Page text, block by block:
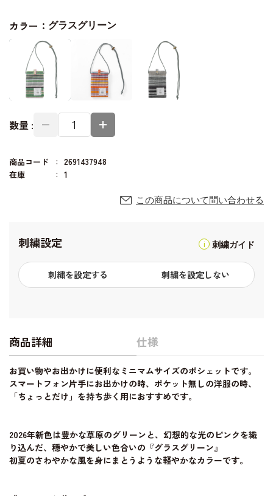
カラー： グラスグリーン
数量 :
商品コード
2691437948
在庫
1
この商品について問い合わせる
刺繍設定 刺繍ガイド
刺繍を設定する 刺繍を設定しない
商品詳細 仕様
お買い物やお出かけに便利なミニマムサイズのポシェットです。
スマートフォン片手にお出かけの時、ポケット無しの洋服の時、
「ちょっとだけ」を持ち歩く用におすすめです。
2026年新色は豊かな草原のグリーンと、幻想的な光のピンクを織
り込んだ、穏やかで美しい色合いの『グラスグリーン』
初夏のさわやかな風を身にまとうような軽やかなカラーです。